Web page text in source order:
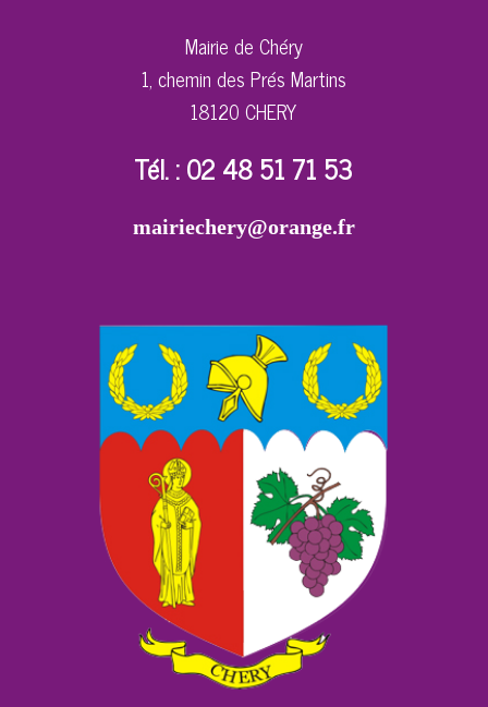
Mairie de Chéry
1, chemin des Prés Martins
18120 CHERY
Tél. : 02 48 51 71 53
mairiechery@orange.fr